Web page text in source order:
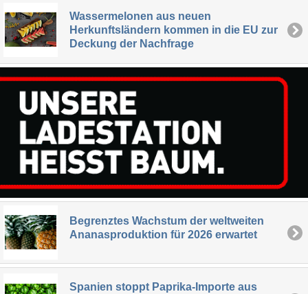
Wassermelonen aus neuen
Herkunftsländern kommen in die EU zur
Deckung der Nachfrage
Begrenztes Wachstum der weltweiten
Ananasproduktion für 2026 erwartet
Spanien stoppt Paprika-Importe aus